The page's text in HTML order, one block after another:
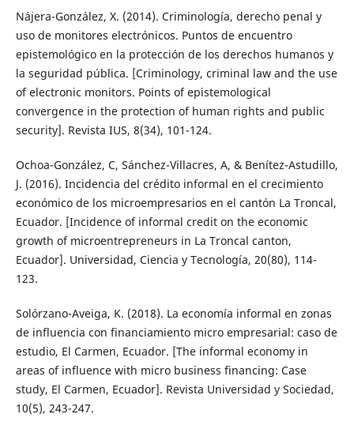
Nájera-González, X. (2014). Criminología, derecho penal y
uso de monitores electrónicos. Puntos de encuentro
epistemológico en la protección de los derechos humanos y
la seguridad pública. [Criminology, criminal law and the use
of electronic monitors. Points of epistemological
convergence in the protection of human rights and public
security]. Revista IUS, 8(34), 101-124.
Ochoa-González, C, Sánchez-Villacres, A, & Benítez-Astudillo,
J. (2016). Incidencia del crédito informal en el crecimiento
económico de los microempresarios en el cantón La Troncal,
Ecuador. [Incidence of informal credit on the economic
growth of microentrepreneurs in La Troncal canton,
Ecuador]. Universidad, Ciencia y Tecnología, 20(80), 114-
123.
Solórzano-Aveiga, K. (2018). La economía informal en zonas
de influencia con financiamiento micro empresarial: caso de
estudio, El Carmen, Ecuador. [The informal economy in
areas of influence with micro business financing: Case
study, El Carmen, Ecuador]. Revista Universidad y Sociedad,
10(5), 243-247.